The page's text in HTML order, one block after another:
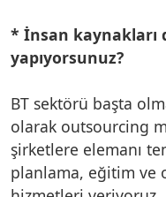
* İnsan kaynakları
yapıyorsunuz?
BT sektörü başta
olarak outsourcing
şirketlere elemanı
planlama, eğitim ve